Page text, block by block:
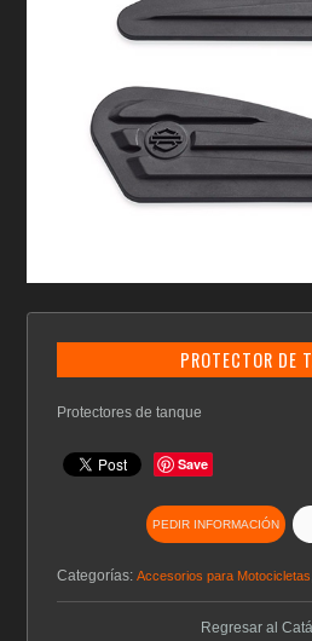
PROTECTOR DE
Protectores de tanque
Save
PEDIR INFORMACIÓN
Categorías:Accesorios para Motocicletas
Regresar al